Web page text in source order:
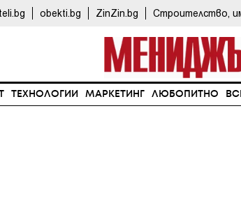
obekti.bg ZinZin.bg Строителство,
ТЕХНОЛОГИИ МАРКЕТИНГ ЛЮБОПИТНО